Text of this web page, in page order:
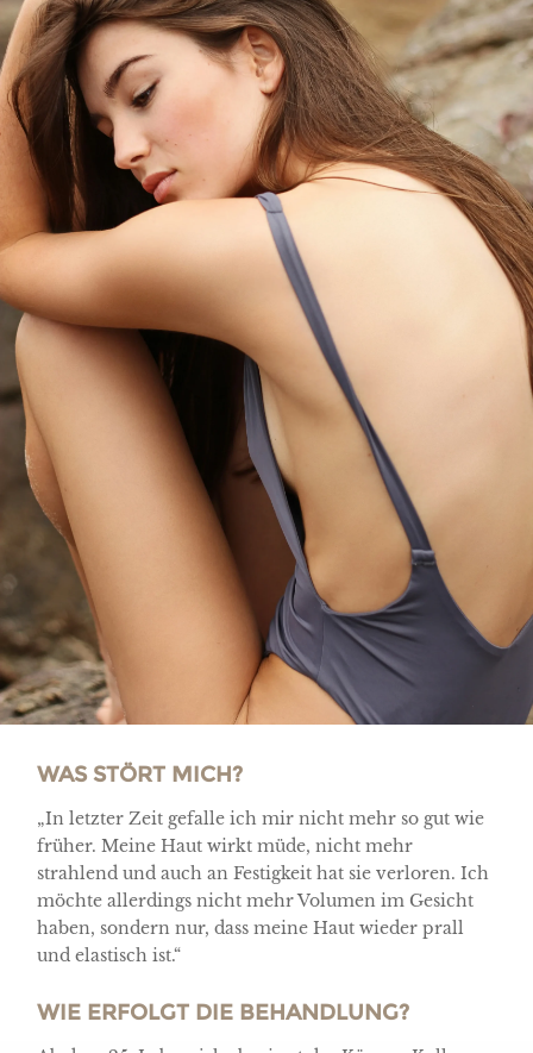
WAS STÖRT MICH?
„In letzter Zeit gefalle ich mir nicht mehr so gut wie
früher. Meine Haut wirkt müde, nicht mehr
strahlend und auch an Festigkeit hat sie verloren. Ich
möchte allerdings nicht mehr Volumen im Gesicht
haben, sondern nur, dass meine Haut wieder prall
und elastisch ist.“
WIE ERFOLGT DIE BEHANDLUNG?